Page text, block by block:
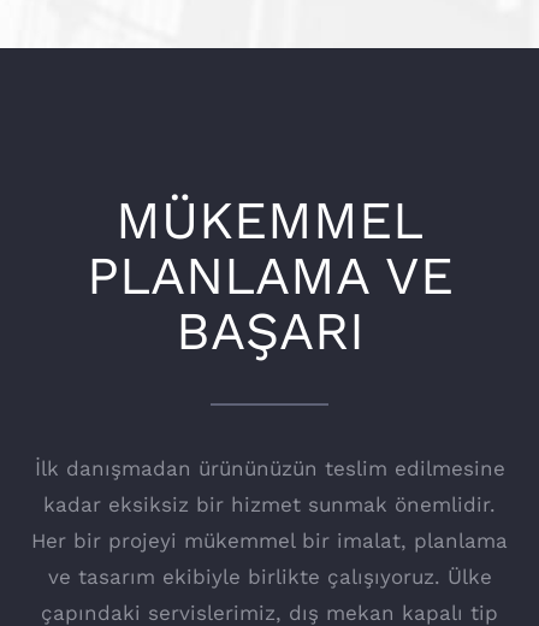
MÜKEMMEL
PLANLAMA VE
BAŞARI
İlk danışmadan ürününüzün teslim edilmesine
kadar eksiksiz bir hizmet sunmak önemlidir.
Her bir projeyi mükemmel bir imalat, planlama
ve tasarım ekibiyle birlikte çalışıyoruz. Ülke
çapındaki servislerimiz, dış mekan kapalı tip